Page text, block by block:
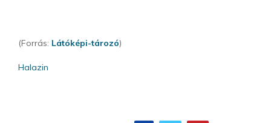
(Forrás: Látóképi-tározó)
Halazin